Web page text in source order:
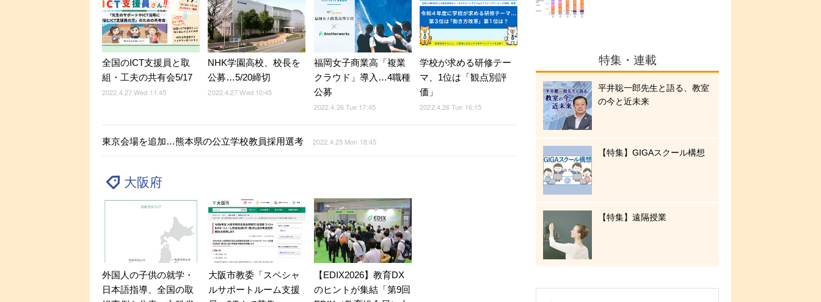
全国のICT支援員と取
組・工夫の共有会5/17
2022.4.27 Wed 11:45
NHK学園高校、校長を
公募…5/20締切
2022.4.27 Wed 10:45
福岡女子商業高「複業
クラウド」導入…4職種
公募
2022.4.26 Tue 17:45
学校が求める研修テー
マ、1位は「観点別評
価」
2022.4.26 Tue 16:15
東京会場を追加…熊本県の公立学校教員採用選考 2022.4.25 Mon 18:45
大阪府
外国人の子供の就学・
日本語指導、全国の取
大阪市教委「スペシャ
ルサポートルーム支援
【EDIX2026】教育DX
のヒントが集結「第9回
特集・連載
平井聡一郎先生と語る、教室
の今と近未来
【特集】GIGAスクール構想
【特集】遠隔授業